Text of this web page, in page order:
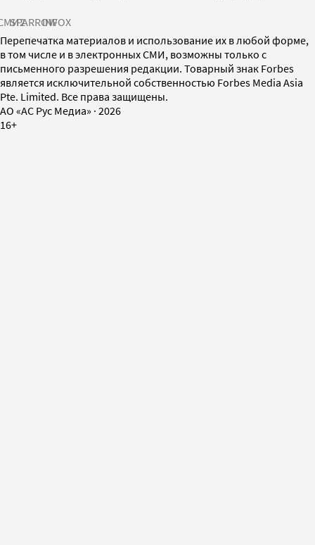
SPARROWINFOX
Перепечатка материалов и использование их в любой форме,
в том числе и в электронных СМИ, возможны только с
письменного разрешения редакции. Товарный знак Forbes
является исключительной собственностью Forbes Media Asia
Pte. Limited. Все права защищены.
AO «АС Рус Медиа» · 2026
16+